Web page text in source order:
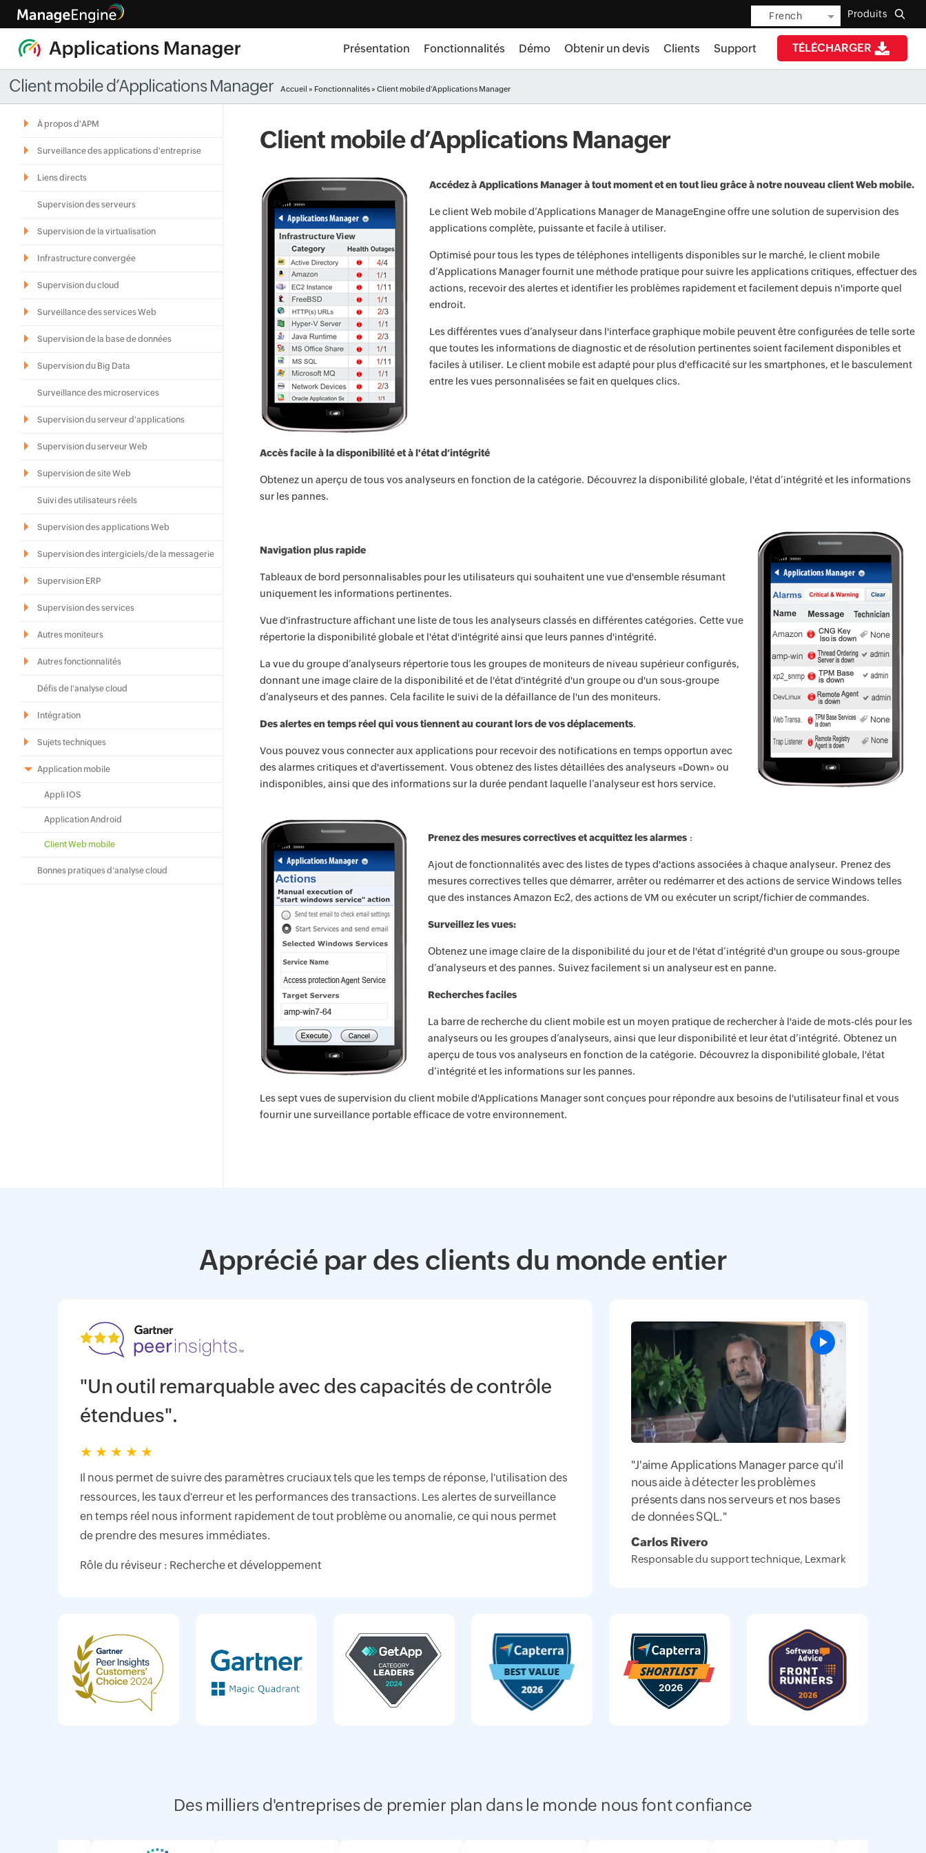
French Produits
TÉLÉCHARGER
Présentation Fonctionnalités Démo Obtenir un devis Clients Support
Client mobile d’Applications Manager Accueil » Fonctionnalités» Client mobile d’Applications Manager
À propos d'APM
Surveillance des applications d'entreprise
Liens directs
Supervision des serveurs
Supervision de la virtualisation
Infrastructure convergée
Supervision du cloud
Surveillance des services Web
Supervision de la base de données
Supervision du Big Data
Surveillance des microservices
Supervision du serveur d'applications
Supervision du serveur Web
Supervision de site Web
Suivi des utilisateurs réels
Supervision des applications Web
Supervision des intergiciels/de la messagerie
Supervision ERP
Supervision des services
Autres moniteurs
Autres fonctionnalités
Défis de l’analyse cloud
Intégration
Sujets techniques
Application mobile
Appli IOS
Application Android
Client Web mobile
Bonnes pratiques d’analyse cloud
Client mobile d’Applications Manager
Accédez à Applications Manager à tout moment et en tout lieu grâce à notre nouveau client Web mobile.
Le client Web mobile d’Applications Manager de ManageEngine offre une solution de supervision des
applications complète, puissante et facile à utiliser.
Optimisé pour tous les types de téléphones intelligents disponibles sur le marché, le client mobile
d’Applications Manager fournit une méthode pratique pour suivre les applications critiques, effectuer des
actions, recevoir des alertes et identifier les problèmes rapidement et facilement depuis n'importe quel
endroit.
Les différentes vues d’analyseur dans l'interface graphique mobile peuvent être configurées de telle sorte
que toutes les informations de diagnostic et de résolution pertinentes soient facilement disponibles et
faciles à utiliser. Le client mobile est adapté pour plus d'efficacité sur les smartphones, et le basculement
entre les vues personnalisées se fait en quelques clics.
Accès facile à la disponibilité et à l'état d’intégrité
Obtenez un aperçu de tous vos analyseurs en fonction de la catégorie. Découvrez la disponibilité globale, l'état d’intégrité et les informations
sur les pannes.
Navigation plus rapide
Tableaux de bord personnalisables pour les utilisateurs qui souhaitent une vue d'ensemble résumant
uniquement les informations pertinentes.
Vue d'infrastructure affichant une liste de tous les analyseurs classés en différentes catégories. Cette vue
répertorie la disponibilité globale et l'état d'intégrité ainsi que leurs pannes d'intégrité.
La vue du groupe d’analyseurs répertorie tous les groupes de moniteurs de niveau supérieur configurés,
donnant une image claire de la disponibilité et de l'état d'intégrité d'un groupe ou d'un sous-groupe
d’analyseurs et des pannes. Cela facilite le suivi de la défaillance de l'un des moniteurs.
Des alertes en temps réel qui vous tiennent au courant lors de vos déplacements.
Vous pouvez vous connecter aux applications pour recevoir des notifications en temps opportun avec
des alarmes critiques et d'avertissement. Vous obtenez des listes détaillées des analyseurs «Down» ou
indisponibles, ainsi que des informations sur la durée pendant laquelle l’analyseur est hors service.
Prenez des mesures correctives et acquittez les alarmes :
Ajout de fonctionnalités avec des listes de types d'actions associées à chaque analyseur. Prenez des
mesures correctives telles que démarrer, arrêter ou redémarrer et des actions de service Windows telles
que des instances Amazon Ec2, des actions de VM ou exécuter un script/fichier de commandes.
Surveillez les vues:
Obtenez une image claire de la disponibilité du jour et de l'état d’intégrité d'un groupe ou sous-groupe
d’analyseurs et des pannes. Suivez facilement si un analyseur est en panne.
Recherches faciles
La barre de recherche du client mobile est un moyen pratique de rechercher à l'aide de mots-clés pour les
analyseurs ou les groupes d’analyseurs, ainsi que leur disponibilité et leur état d’intégrité. Obtenez un
aperçu de tous vos analyseurs en fonction de la catégorie. Découvrez la disponibilité globale, l'état
d’intégrité et les informations sur les pannes.
Les sept vues de supervision du client mobile d'Applications Manager sont conçues pour répondre aux besoins de l'utilisateur final et vous
fournir une surveillance portable efficace de votre environnement.
Apprécié par des clients du monde entier
"Un outil remarquable avec des capacités de contrôle
étendues".
★ ★ ★ ★ ★
Il nous permet de suivre des paramètres cruciaux tels que les temps de réponse, l'utilisation des
ressources, les taux d'erreur et les performances des transactions. Les alertes de surveillance
en temps réel nous informent rapidement de tout problème ou anomalie, ce qui nous permet
de prendre des mesures immédiates.
Rôle du réviseur : Recherche et développement
"J'aime Applications Manager parce qu'il
nous aide à détecter les problèmes
présents dans nos serveurs et nos bases
de données SQL."
Carlos Rivero
Responsable du support technique, Lexmark
Des milliers d'entreprises de premier plan dans le monde nous font confiance